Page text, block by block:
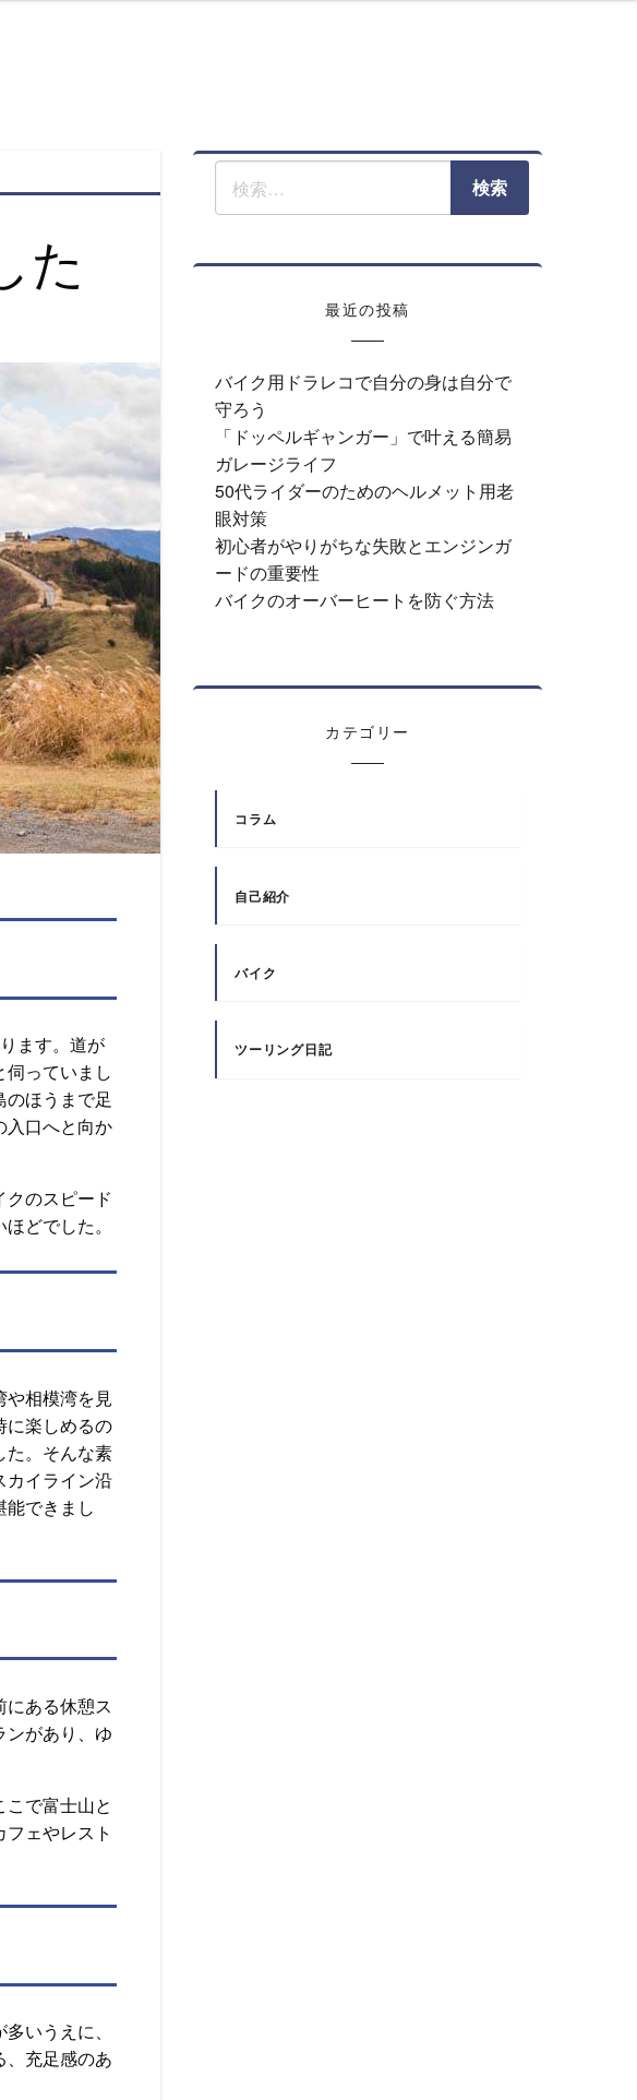
イクライフ
た
ます。道が
っていまし
ほうまで足
入口へと向か
のスピード
どでした。
や相模湾を見
に楽しめるの
た。そんな素
イライン沿
できまし
ある休憩ス
ンがあり、ゆ
で富士山と
ェやレスト
いうえに、
、充足感のあ
最近の投稿
バイク用ドラレコで自分の身は自分で
守ろう
「ドッペルギャンガー」で叶える簡易
ガレージライフ
50代ライダーのためのヘルメット用老
眼対策
初心者がやりがちな失敗とエンジンガ
ードの重要性
バイクのオーバーヒートを防ぐ方法
カテゴリー
コラム
自己紹介
バイク
ツーリング日記